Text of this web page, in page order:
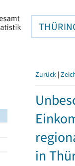
Zurück |
in